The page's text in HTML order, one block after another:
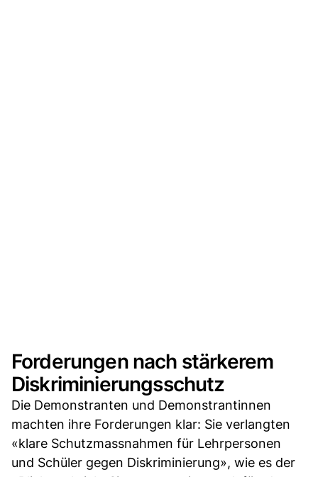
Forderungen nach stärkerem
Diskriminierungsschutz
Die Demonstranten und Demonstrantinnen
machten ihre Forderungen klar: Sie verlangten
«klare Schutzmassnahmen für Lehrpersonen
und Schüler gegen Diskriminierung», wie es der